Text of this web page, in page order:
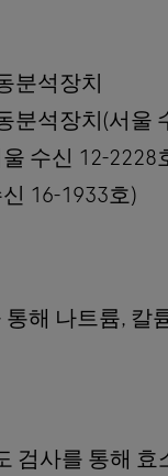
분석장치
분석장치(서울
수신 12-2228
16-1933호)
해 나트륨, 칼
사를 통해 효